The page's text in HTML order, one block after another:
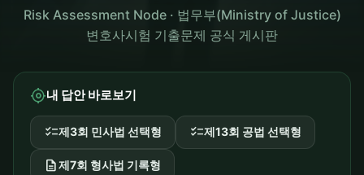
Risk Assessment Node · 법무부(Ministry of Justice)
변호사시험 기출문제 공식 게시판
my_location내 답안 바로보기
checklist제3회 민사법 선택형 checklist제13회 공법 선택형
description제7회 형사법 기록형